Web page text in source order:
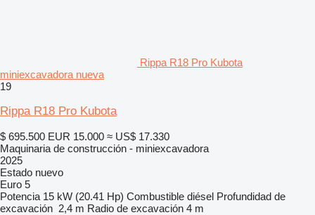
Rippa R18 Pro Kubota
miniexcavadora nueva
19
Rippa R18 Pro Kubota
$ 695.500 EUR 15.000 ≈ US$ 17.330
Maquinaria de construcción - miniexcavadora
2025
Estado nuevo
Euro 5
Potencia 15 kW (20.41 Hp) Combustible diésel Profundidad de
excavación 2,4 m Radio de excavación 4 m